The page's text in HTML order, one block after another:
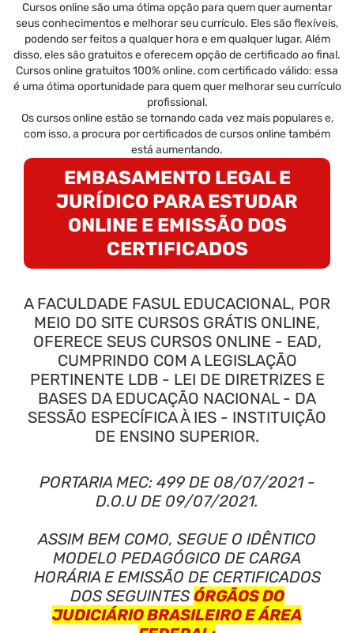
Cursos online são uma ótima opção para quem quer aumentar
seus conhecimentos e melhorar seu currículo. Eles são flexíveis,
podendo ser feitos a qualquer hora e em qualquer lugar. Além
disso, eles são gratuitos e oferecem opção de certificado ao final.
Cursos online gratuitos 100% online, com certificado válido: essa
é uma ótima oportunidade para quem quer melhorar seu currículo
profissional.
Os cursos online estão se tornando cada vez mais populares e,
com isso, a procura por certificados de cursos online também
está aumentando.
EMBASAMENTO LEGAL E
JURÍDICO PARA ESTUDAR
ONLINE E EMISSÃO DOS
CERTIFICADOS
A FACULDADE FASUL EDUCACIONAL, POR
MEIO DO SITE CURSOS GRÁTIS ONLINE,
OFERECE SEUS CURSOS ONLINE - EAD,
CUMPRINDO COM A LEGISLAÇÃO
PERTINENTE LDB - LEI DE DIRETRIZES E
BASES DA EDUCAÇÃO NACIONAL - DA
SESSÃO ESPECÍFICA À IES - INSTITUIÇÃO
DE ENSINO SUPERIOR.
PORTARIA MEC: 499 DE 08/07/2021 -
D.O.U DE 09/07/2021.
ASSIM BEM COMO, SEGUE O IDÊNTICO
MODELO PEDAGÓGICO DE CARGA
HORÁRIA E EMISSÃO DE CERTIFICADOS
DOS SEGUINTES ÓRGÃOS DO
JUDICIÁRIO BRASILEIRO E ÁREA